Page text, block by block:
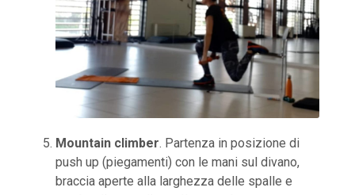
Mountain climber. Partenza in posizione di
push up (piegamenti) con le mani sul divano,
braccia aperte alla larghezza delle spalle e